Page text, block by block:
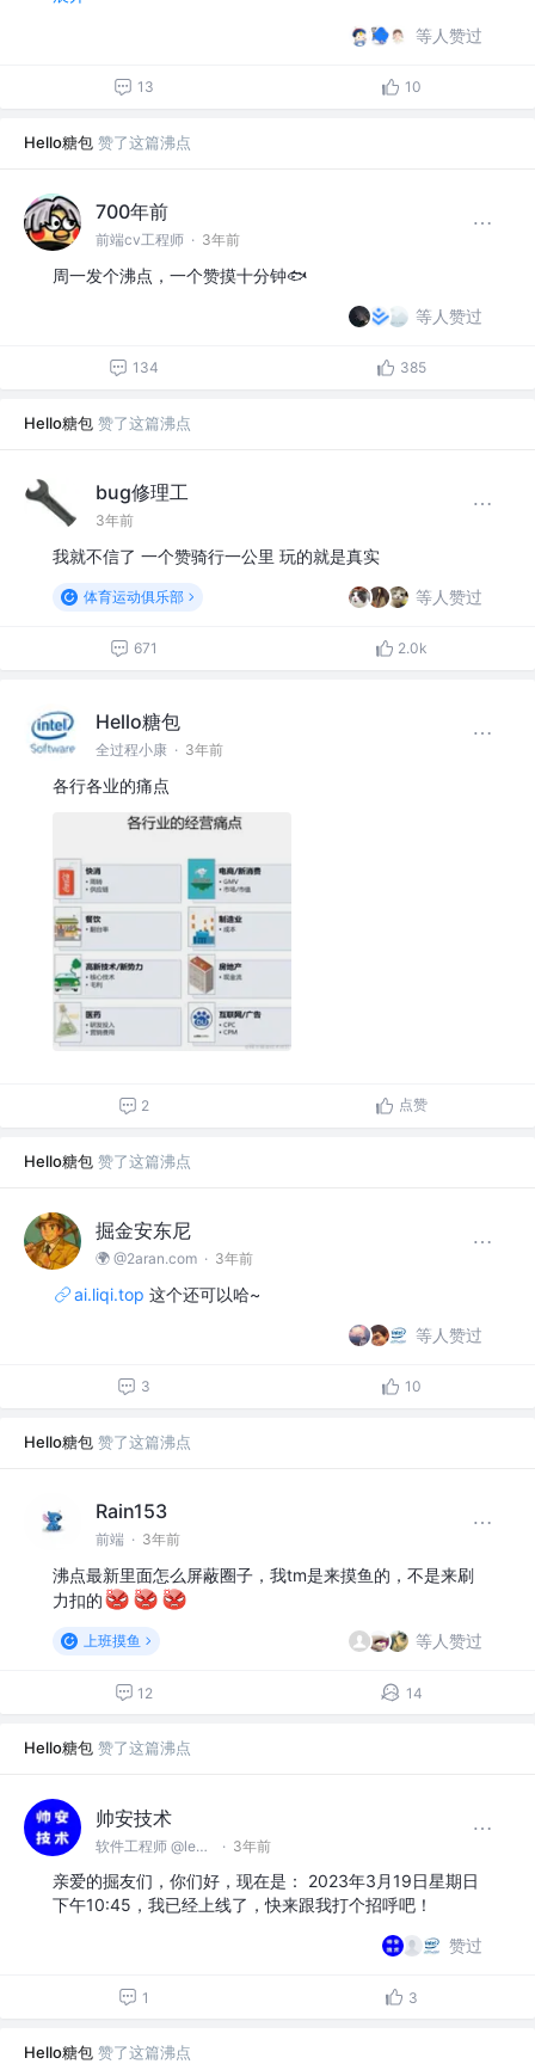
等人赞过
13 10
Hello糖包 赞了这篇沸点
700年前
前端cv工程师 · 3年前
周一发个沸点，一个赞摸十分钟🐟
等人赞过
134 385
Hello糖包 赞了这篇沸点
bug修理工
3年前
我就不信了 一个赞骑行一公里 玩的就是真实
体育运动俱乐部 等人赞过
671 2.0k
Hello糖包
全过程小康 · 3年前
各行各业的痛点
2 点赞
Hello糖包 赞了这篇沸点
掘金安东尼
🌍 @2aran.com · 3年前
ai.liqi.top 这个还可以哈~
等人赞过
3 10
Hello糖包 赞了这篇沸点
Rain153
前端 · 3年前
沸点最新里面怎么屏蔽圈子，我tm是来摸鱼的，不是来刷
力扣的
上班摸鱼 等人赞过
12 14
Hello糖包 赞了这篇沸点
帅安技术
软件工程师 @leoay · 3年前
亲爱的掘友们，你们好，现在是： 2023年3月19日星期日
下午10:45，我已经上线了，快来跟我打个招呼吧！
赞过
1 3
Hello糖包 赞了这篇沸点